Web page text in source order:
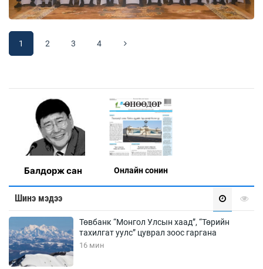
1 2 3 4
Балдорж сан Онлaйн сонин
Шинэ мэдээ
Төвбанк “Монгол Улсын хаад”, “Төрийн
тахилгат уулс” цуврал зоос гаргана
16 мин